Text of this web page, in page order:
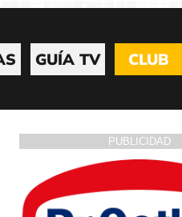
GUÍA TV CLUB
PUBLICIDAD